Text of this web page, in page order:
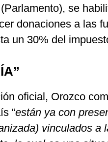
se
donaciones a las
un 30% del
oficial, Orozco
“están ya con
vinculados a